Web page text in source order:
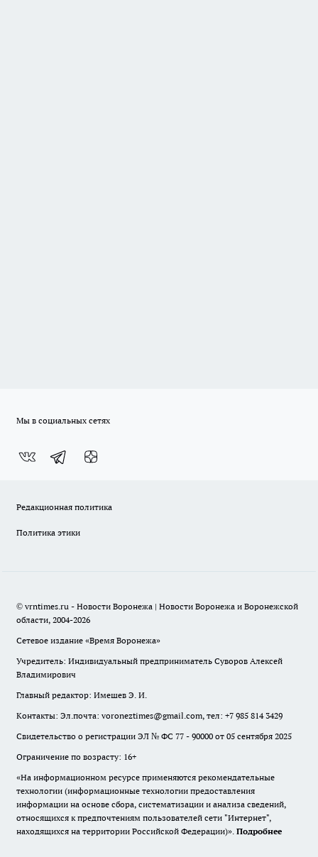
Мы в социальных сетях
Редакционная политика
Политика этики
© vrntimes.ru - Новости Воронежа | Новости Воронежа и Воронежской
области, 2004-2026
Сетевое издание «Время Воронежа»
Учредитель: Индивидуальный предприниматель Суворов Алексей
Владимирович
Главный редактор: Имешев Э. И.
Контакты: Эл.почта: voroneztimes@gmail.com, тел: +7 985 814 3429
Свидетельство о регистрации ЭЛ № ФС 77 - 90000 от 05 сентября 2025
Ограничение по возрасту: 16+
«На информационном ресурсе применяются рекомендательные
технологии (информационные технологии предоставления
информации на основе сбора, систематизации и анализа сведений,
относящихся к предпочтениям пользователей сети "Интернет",
находящихся на территории Российской Федерации)». Подробнее